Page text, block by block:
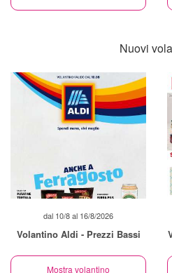
Nuovi
dal 10/8 al 16/8/2026
Volantino Aldi - Prezzi Bassi
Mostra volantino